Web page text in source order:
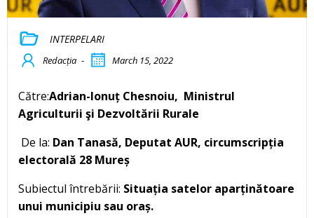
INTERPELARI
Redacția - March 15, 2022
Către:Adrian-Ionuț Chesnoiu, Ministrul
Agriculturii şi Dezvoltării Rurale
De la: Dan Tanasă, Deputat AUR, circumscripția
electorală 28 Mureș
Subiectul întrebării: Situația satelor aparținătoare
unui municipiu sau oraș.